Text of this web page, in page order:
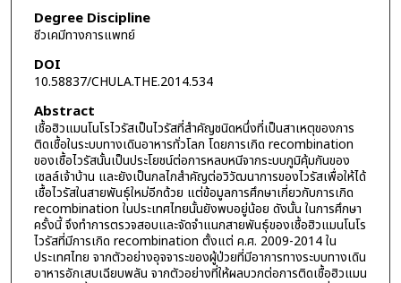
Degree Discipline
ชีวเคมีทางการแพทย์
DOI
10.58837/CHULA.THE.2014.534
Abstract
เชื้อฮิวแมนโนโรไวรัสเป็นไวรัสที่สำคัญชนิดหนึ่งที่เป็นสาเหตุของการ
ติดเชื้อในระบบทางเดินอาหารทั่วโลก โดยการเกิด recombination
ของเชื้อไวรัสนั้นเป็นประโยชน์ต่อการหลบหนีจากระบบภูมิคุ้มกันของ
เซลล์เจ้าบ้าน และยังเป็นกลไกสำคัญต่อวิวัฒนาการของไวรัสเพื่อให้ได้
เชื้อไวรัสในสายพันธุ์ใหม่อีกด้วย แต่ข้อมูลการศึกษาเกี่ยวกับการเกิด
recombination ในประเทศไทยนั้นยังพบอยู่น้อย ดังนั้น ในการศึกษา
ครั้งนี้ จึงทำการตรวจสอบและจัดจำแนกสายพันธุ์ของเชื้อฮิวแมนโนโร
ไวรัสที่มีการเกิด recombination ตั้งแต่ ค.ศ. 2009-2014 ใน
ประเทศไทย จากตัวอย่างอุจจาระของผู้ป่วยที่มีอาการทางระบบทางเดิน
อาหารอักเสบเฉียบพลัน จากตัวอย่างที่ให้ผลบวกต่อการติดเชื้อฮิวแมน